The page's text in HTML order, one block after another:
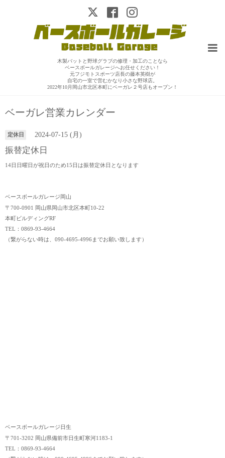
木製バットと野球グラブの修理・加工のことなら
ベースボールガレージへお任せください！
元フジモトスポーツ店長の藤本英樹が
自宅の一室で営むかなり小さな野球店。
2022年10月岡山市北区本町にベーガレ２号店もオープン！
ベーガレ営業カレンダー
定休日 2024-07-15 (月)
振替定休日
14日日曜日が祝日のため15日は振替定休日となります
ベースボールガレージ岡山
〒700-0901 岡山県岡山市北区本町10-22
本町ビルディングRF
TEL：0869-93-4664
（繋がらない時は、090-4695-4996までお願い致します）
ベースボールガレージ日生
〒701-3202 岡山県備前市日生町寒河1183-1
TEL：0869-93-4664